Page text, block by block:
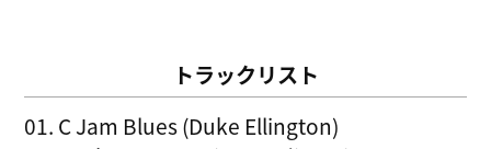
トラックリスト
01. C Jam Blues (Duke Ellington)